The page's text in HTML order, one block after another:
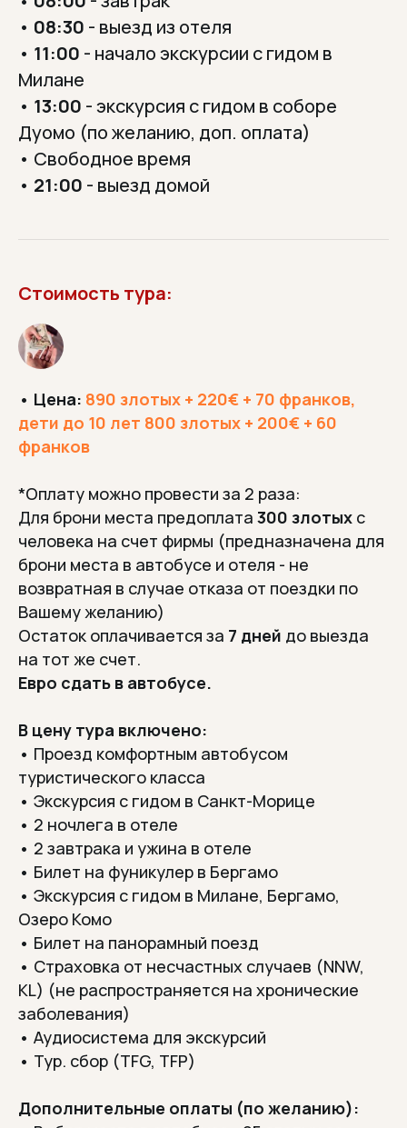
• 08:30 - выезд из отеля
• 11:00 - начало экскурсии с гидом в
Милане
• 13:00 - экскурсия с гидом в соборе
Дуомо (по желанию, доп. оплата)
• Свободное время
• 21:00 - выезд домой
Стоимость тура:
• Цена: 890 злотых + 220€ + 70 франков,
дети до 10 лет 800 злотых + 200€ + 60
франков
*Оплату можно провести за 2 раза:
Для брони места предоплата 300 злотых с
человека на счет фирмы (предназначена для
брони места в автобусе и отеля - не
возвратная в случае отказа от поездки по
Вашему желанию)
Остаток оплачивается за 7 дней до выезда
на тот же счет.
Евро сдать в автобусе.
В цену тура включено:
• Проезд комфортным автобусом
туристического класса
• Экскурсия с гидом в Санкт-Морице
• 2 ночлега в отеле
• 2 завтрака и ужина в отеле
• Билет на фуникулер в Бергамо
• Экскурсия с гидом в Милане, Бергамо,
Озеро Комо
• Билет на панорамный поезд
• Страховка от несчастных случаев (NNW,
KL) (не распространяется на хронические
заболевания)
• Аудиосистема для экскурсий
• Тур. сбор (TFG, TFP)
Дополнительные оплаты (по желанию):
Что говорят те, кто
уже съездил?
Отзывы туристов